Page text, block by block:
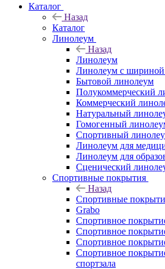
Каталог
Назад
Каталог
Линолеум
Назад
Линолеум
Линолеум с
Бытовой линолеум
Полукоммерческий
Коммерческий
Натуральный
Гомогенный
Спортивный
Линолеум для
Линолеум для
Сценический
Спортивные покрытия
Назад
Спортивные
Grabo
Спортивное
Спортивное
Спортивное
Спортивное
спортзала